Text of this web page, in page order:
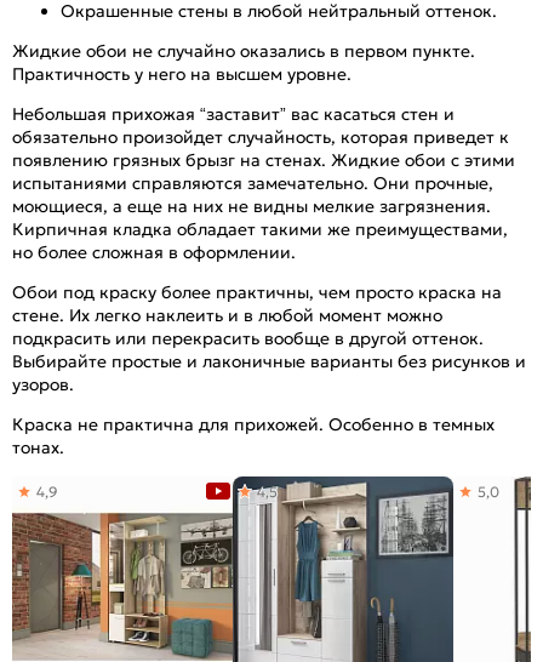
Окрашенные стены в любой нейтральный оттенок.
Жидкие обои не случайно оказались в первом пункте.
Практичность у него на высшем уровне.
Небольшая прихожая “заставит” вас касаться стен и
обязательно произойдет случайность, которая приведет к
появлению грязных брызг на стенах. Жидкие обои с этими
испытаниями справляются замечательно. Они прочные,
моющиеся, а еще на них не видны мелкие загрязнения.
Кирпичная кладка обладает такими же преимуществами,
но более сложная в оформлении.
Обои под краску более практичны, чем просто краска на
стене. Их легко наклеить и в любой момент можно
подкрасить или перекрасить вообще в другой оттенок.
Выбирайте простые и лаконичные варианты без рисунков и
узоров.
Краска не практична для прихожей. Особенно в темных
тонах.
4,9 4,5 5,0